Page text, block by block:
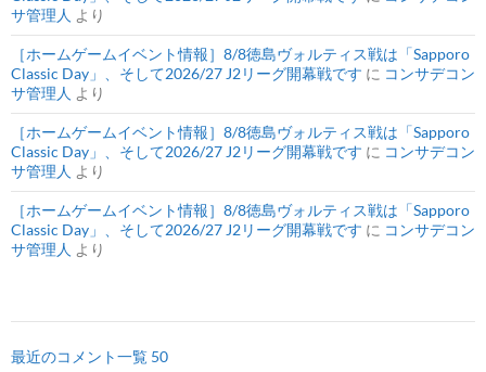
サ管理人 より
［ホームゲームイベント情報］8/8徳島ヴォルティス戦は「Sapporo
Classic Day」、そして2026/27 J2リーグ開幕戦です に コンサデコン
サ管理人 より
［ホームゲームイベント情報］8/8徳島ヴォルティス戦は「Sapporo
Classic Day」、そして2026/27 J2リーグ開幕戦です に コンサデコン
サ管理人 より
［ホームゲームイベント情報］8/8徳島ヴォルティス戦は「Sapporo
Classic Day」、そして2026/27 J2リーグ開幕戦です に コンサデコン
サ管理人 より
最近のコメント一覧 50